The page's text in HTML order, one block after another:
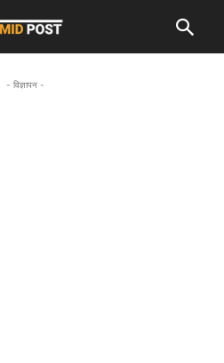
- विज्ञापन -